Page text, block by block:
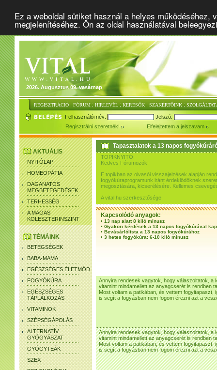
Ez a weboldal sütiket használ a helyes
megjelenítéséhez. Ön az oldal használatával
2026. Augusztus 09. vasárnap
REGISZTRÁCIÓ : FÓRUM : HÍRLEVÉL : KERESŐK : SZAKÉRTŐINK :
Felhasználói név:
Jelszó:
Regisztrálni szeretnék!
Elfelejtettem a jelszavam
AKTUÁLIS
NYITÓLAP
HOMEOPÁTIA
DAGANATOS
MEGBETEGEDÉSEK
TERHESSÉG
A MAGAS
KOLESZTERINSZINT
TÉMÁINK
BETEGSÉGEK
BABA-MAMA
EGÉSZSÉGES ÉLETMÓD
FOGYÓKÚRA
EGÉSZSÉGES
TÁPLÁLKOZÁS
VITAMINOK
SZÉPSÉGÁPOLÁS
ALTERNATÍV
GYÓGYÁSZAT
GYÓGYTEÁK
SZEX
Tapasztalatok a 13 napos
TOPIKNYITÓ:
Kedves Fórumozók!
E topikban az olvasói visszajelzések alapján
fogyókúraprogramunk iránt érdeklődőknek
megosztására, kicserélésére. Kellemes
A vital.hu szerkesztősége
Kapcsolódó anyagok:
• 13 nap alatt 8 kiló mínusz
• Gyakori kérdések a 13 napos fogyókúrával
• Bevásárlólista a 13 napos fogyókúrához
• 3 hetes fogyókúra: 6-10 kiló mínusz
Annyira rendesek vagytok, hogy válaszoltatok, a
vitamint mindamellett az anyagcserét is rendben
Most voltam a patikában, és vettem fogyitapaszt,
is segít a fogyásban nem fogom érezni azt a
Annyira rendesek vagytok, hogy válaszoltatok, a
vitamint mindamellett az anyagcserét is rendben
Most voltam a patikában, és vettem fogyitapaszt,
is segít a fogyásban nem fogom érezni azt a